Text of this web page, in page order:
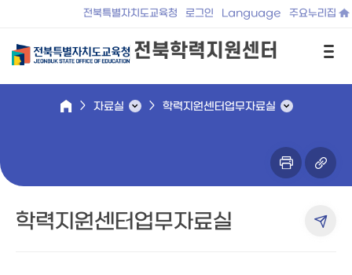
전북특별자치도교육청 로그인 Language 주요누리집
전북학력지원센터
자료실 학력지원센터업무자료실
학력지원센터업무자료실